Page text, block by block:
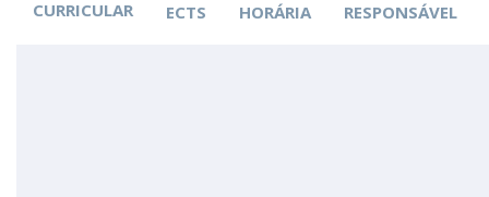
CURRICULAR
ECTS
HORÁRIA
RESPONSÁVEL